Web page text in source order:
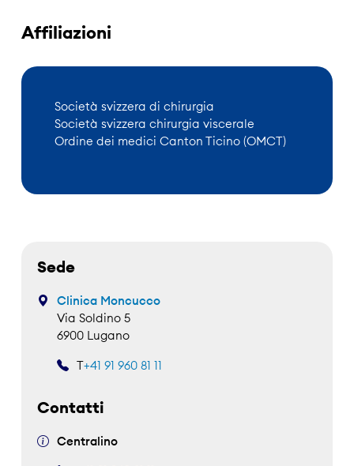
Affiliazioni
Società svizzera di chirurgia
Società svizzera chirurgia viscerale
Ordine dei medici Canton Ticino (OMCT)
Sede
Clinica Moncucco
Via Soldino 5
6900 Lugano
T+41 91 960 81 11
Contatti
Centralino